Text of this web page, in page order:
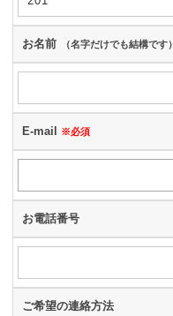
お名前 （名字だけでも結構です）
E-mail ※必須
お電話番号
ご希望の連絡方法